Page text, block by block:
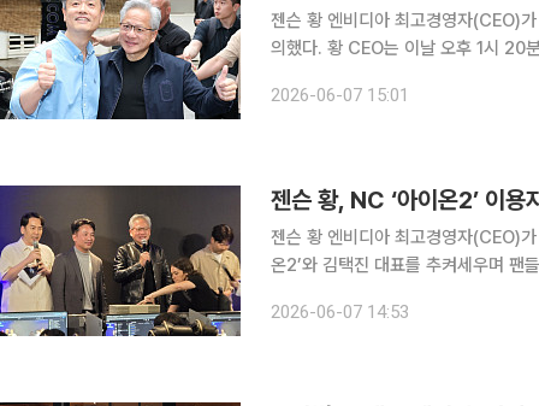
젠슨 황 엔비디아 최고경영자(CEO)
의했다. 황 CEO는 이날 오후 1시 20분께 서울 강남구 옵티멈존 PC카페를 찾아 장 의장을 비롯한
다"며 "이것이 제가 한국에 오는 것을
2026-06-07 15:01
젠슨 황, NC ‘아이온2’ 이
젠슨 황 엔비디아 최고경영자(CEO)
온2’와 김택진 대표를 추켜세우며 팬
한 PC방에 등장해 김 대표와 엔씨 경
2026-06-07 14:53